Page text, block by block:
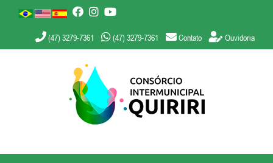
(47) 3279-7361 (47) 3279-7361 Contato Ouvidoria